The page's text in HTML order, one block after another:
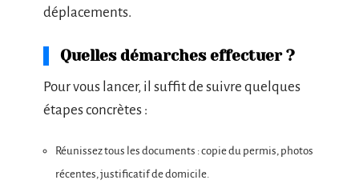
déplacements.
Quelles démarches effectuer ?
Pour vous lancer, il suffit de suivre quelques
étapes concrètes :
Réunissez tous les documents : copie du permis, photos
récentes, justificatif de domicile.